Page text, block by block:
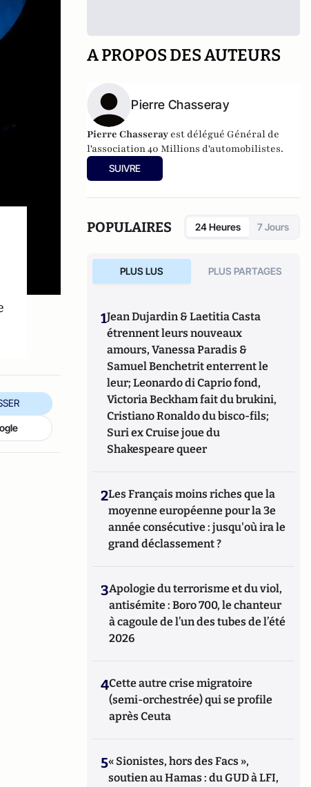
A PROPOS DES AUTEURS
Pierre Chasseray
Pierre Chasseray est délégué Général de
l'association 40 Millions d'automobilistes.
SUIVRE
POPULAIRES 24 Heures 7 Jours
PLUS LUS PLUS PARTAGES
1Jean Dujardin & Laetitia Casta
étrennent leurs nouveaux
amours, Vanessa Paradis &
Samuel Benchetrit enterrent le
leur; Leonardo di Caprio fond,
Victoria Beckham fait du brukini,
Cristiano Ronaldo du bisco-fils;
Suri ex Cruise joue du
Shakespeare queer
2Les Français moins riches que la
moyenne européenne pour la 3e
année consécutive : jusqu'où ira le
grand déclassement ?
3Apologie du terrorisme et du viol,
antisémite : Boro 700, le chanteur
à cagoule de l’un des tubes de l’été
2026
4Cette autre crise migratoire
(semi-orchestrée) qui se profile
après Ceuta
5« Sionistes, hors des Facs »,
soutien au Hamas : du GUD à LFI,